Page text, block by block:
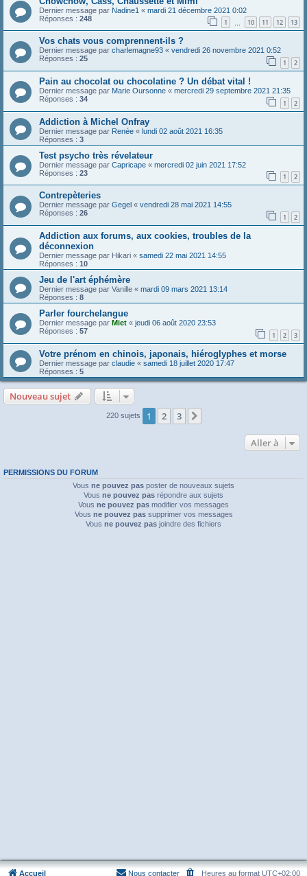
Dernier message par Nadine1 « mardi 21 décembre 2021 0:02
Réponses : 248 1 10 11 12 13
Vos chats vous comprennent-ils ?
Dernier message par charlemagne93 « vendredi 26 novembre 2021 0:52
Réponses : 25 1 2
Pain au chocolat ou chocolatine ? Un débat vital !
Dernier message par Marie Oursonne « mercredi 29 septembre 2021 21:35
Réponses : 34 1 2
Addiction à Michel Onfray
Dernier message par Renée « lundi 02 août 2021 16:35
Réponses : 3
Test psycho très révelateur
Dernier message par Capricape « mercredi 02 juin 2021 17:52
Réponses : 23 1 2
Contrepèteries
Dernier message par Gegel « vendredi 28 mai 2021 14:55
Réponses : 26 1 2
Addiction aux forums, aux cookies, troubles de la
déconnexion
Dernier message par Hikari « samedi 22 mai 2021 14:55
Réponses : 10
Jeu de l'art éphémère
Dernier message par Vanille « mardi 09 mars 2021 13:14
Réponses : 8
Parler fourchelangue
Dernier message par Miet « jeudi 06 août 2020 23:53
Réponses : 57 1 2 3
Votre prénom en chinois, japonais, hiéroglyphes et morse
Dernier message par claudie « samedi 18 juillet 2020 17:47
Réponses : 5
Nouveau sujet
220 sujets 1 2 3
Aller à
PERMISSIONS DU FORUM
Vous ne pouvez pas poster de nouveaux sujets
Vous ne pouvez pas répondre aux sujets
Vous ne pouvez pas modifier vos messages
Vous ne pouvez passupprimer vos messages
Vous ne pouvez pas joindre des fichiers
Accueil Heures au format UTC+02:00
Nous contacter